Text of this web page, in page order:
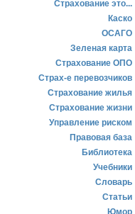
Страхование это...
Каско
ОСАГО
Зеленая карта
Страхование ОПО
Страх-е перевозчиков
Страхование жилья
Страхование жизни
Управление риском
Правовая база
Библиотека
Учебники
Словарь
Статьи
Юмор